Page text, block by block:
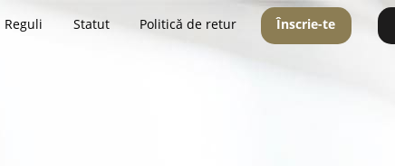
Reguli Statut Politică de retur Înscrie-te